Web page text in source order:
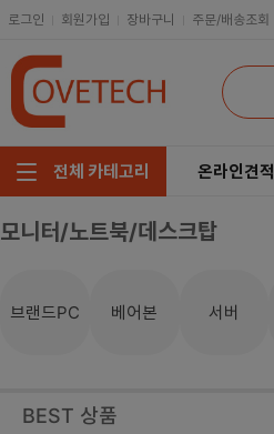
로그인 회원가입 장바구니 주문/배송조회
전체 카테고리
주요부품/키보드/마우스
소프트웨어/멀티탭/공구
온라인견적
모니터/노트북/데스크탑
브랜드PC 베어본 서버
BEST 상품